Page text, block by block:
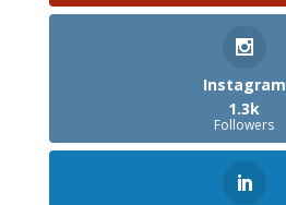
Instagram
1.3k
Followers